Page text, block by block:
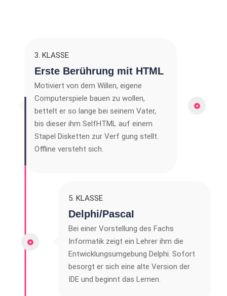
3. KLASSE
Erste Berührung mit HTML
Motiviert von dem Willen, eigene
Computerspiele bauen zu wollen,
bettelt er so lange bei seinem Vater,
bis dieser ihm SelfHTML auf einem
Stapel Disketten zur Verf gung stellt.
Offline versteht sich.
5. KLASSE
Delphi/PascaI
Bei einer Vorstellung des Fachs
Informatik zeigt ein Lehrer ihm die
Entwicklungsumgebung Delphi. Sofort
besorgt er sich eine alte Version der
IDE und beginnt das Lernen.